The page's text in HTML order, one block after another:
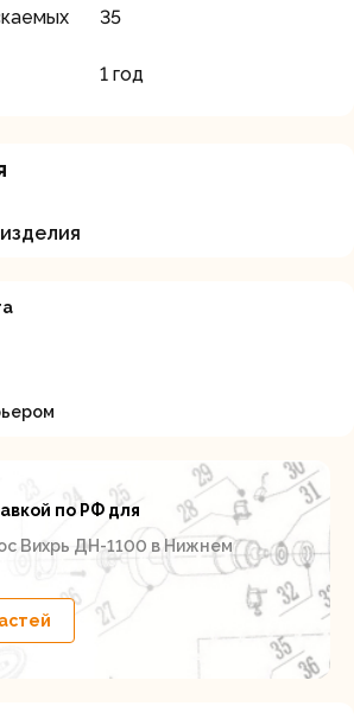
35
1 год
по РФ для
Вихрь ДН-1100 в Нижнем